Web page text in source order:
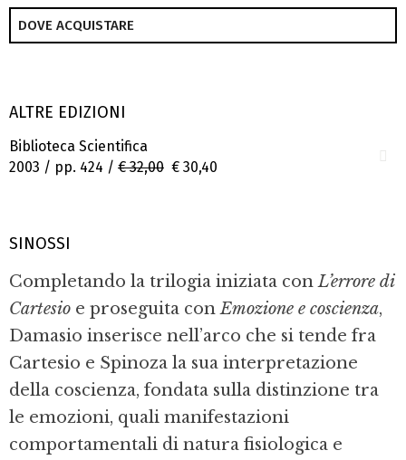
DOVE ACQUISTARE
ALTRE EDIZIONI
Biblioteca Scientifica
2003 / pp. 424 / € 32,00 € 30,40
SINOSSI
Completando la trilogia iniziata conL’errore di
Cartesio e proseguita conEmozione e coscienza,
Damasio inserisce nell’arco che si tende fra
Cartesio e Spinoza la sua interpretazione
della coscienza, fondata sulla distinzione tra
le emozioni, quali manifestazioni
comportamentali di natura fisiologica e